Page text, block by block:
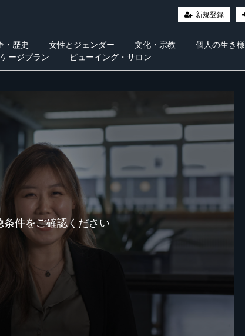
新規登録
・歴史 女性とジェンダー 文化・宗教
個人の生き様
ージプラン ビューイング・サロン
件をご確認ください